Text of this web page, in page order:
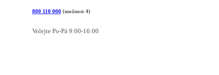
800 110 000 (možnost 4)
Volejte Po-Pá 9:00-16:00